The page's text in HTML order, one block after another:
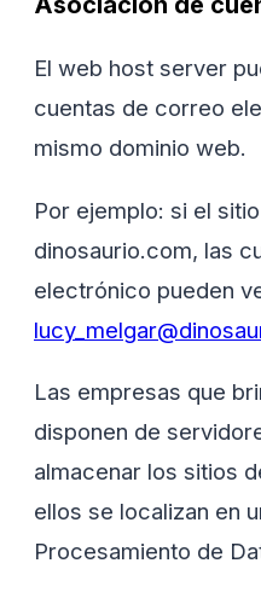
El web host server
cuentas de correo
mismo dominio web.
Por ejemplo: si el
dinosaurio.com, las
electrónico pueden
Las empresas que
disponen de
almacenar los sitios
ellos se localizan en
Procesamiento de